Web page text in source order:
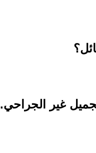
غير الجراحي.